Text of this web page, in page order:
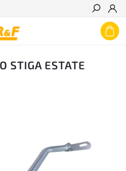
Hledat
STIGA ESTATE